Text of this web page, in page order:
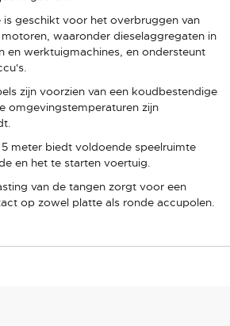
is geschikt voor het overbruggen van
waaronder dieselaggregaten in
en werktuigmachines, en ondersteunt
zijn voorzien van een koudbestendige
omgevingstemperaturen zijn
meter biedt voldoende speelruimte
en het te starten voertuig.
van de tangen zorgt voor een
op zowel platte als ronde accupolen.